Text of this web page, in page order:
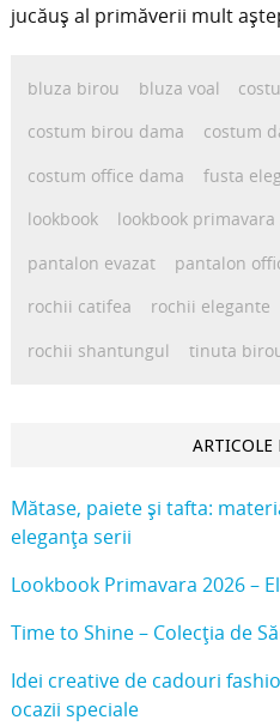
jucăuş al primăverii mult
bluza birou bluza voal
costum birou dama
costum
costum office dama
fusta
lookbook
lookbook primavara
pantalon evazat
pantalon
rochii catifea
rochii elegante
rochii shantungul
tinuta
ARTICOLE
Mătase, paiete și tafta:
eleganța serii
Lookbook Primavara 2026 –
Time to Shine – Colecția de
Idei creative de cadouri
ocazii speciale